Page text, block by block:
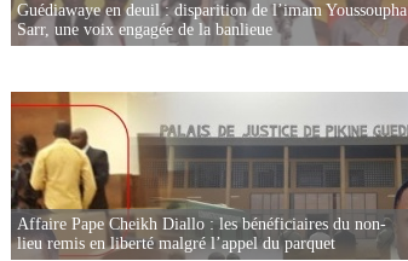
Guédiawaye en deuil : disparition de l’imam Youssoupha
Sarr, une voix engagée de la banlieue
Affaire Pape Cheikh Diallo : les bénéficiaires du non-
lieu remis en liberté malgré l’appel du parquet